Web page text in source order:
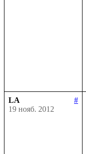
LA
#
19 нояб. 2012